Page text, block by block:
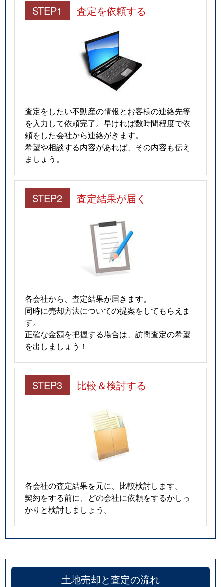
STEP1 査定を依頼する
査定をしたい不動産の情報とお客様の連絡先等
を入力して依頼完了。早ければ数時間程度で依
頼をした会社から連絡がきます。
希望や相談する内容があれば、その内容も伝え
ましょう。
STEP2 査定結果が届く
各会社から、査定結果が届きます。
同時に売却方法についての提案をしてもらえま
す。
正確な金額を把握する場合は、訪問査定の希望
を出しましょう！
STEP3 比較＆検討する
各会社の査定結果を元に、比較検討します。
契約をする前に、どの会社に依頼をするかしっ
かりと検討しましょう。
土地売却と査定の流れ